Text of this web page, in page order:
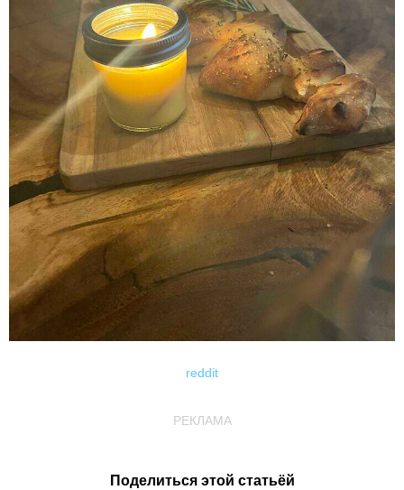
reddit
РЕКЛАМА
Поделиться этой статьёй